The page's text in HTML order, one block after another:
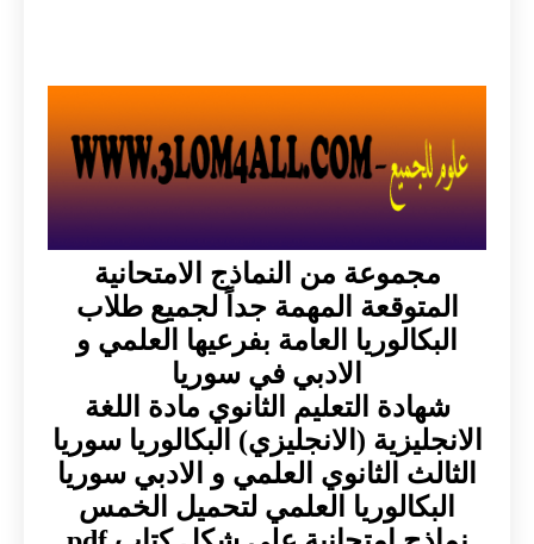
مجموعة من النماذج الامتحانية
المتوقعة المهمة جداً لجميع طلاب
البكالوريا العامة بفرعيها العلمي و
الادبي في سوريا
شهادة التعليم الثانوي مادة اللغة
الانجليزية (الانجليزي) البكالوريا سوريا
الثالث الثانوي العلمي و الادبي سوريا
البكالوريا العلمي لتحميل الخمس